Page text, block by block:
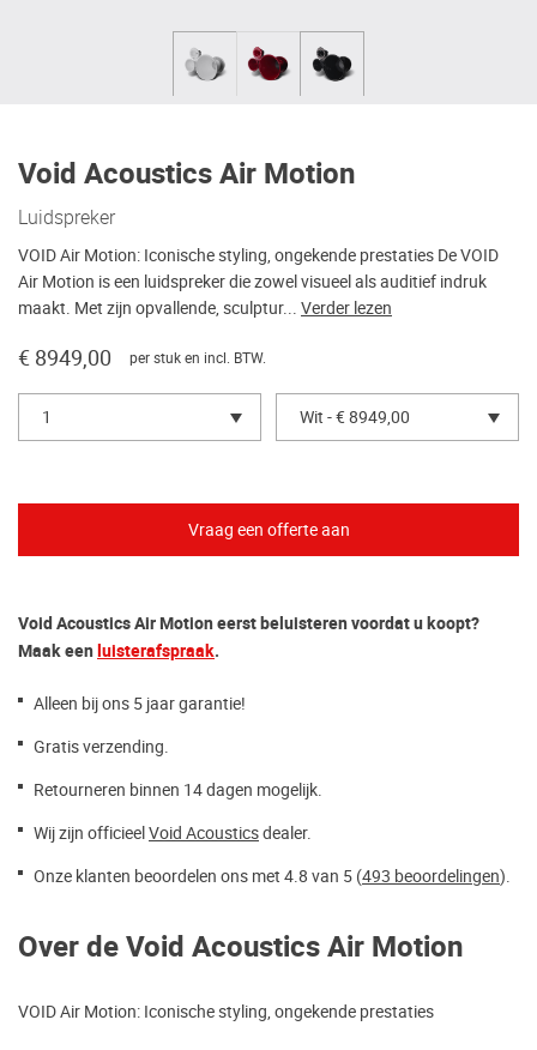
Void Acoustics Air Motion
Luidspreker
VOID Air Motion: Iconische styling, ongekende prestaties De VOID
Air Motion is een luidspreker die zowel visueel als auditief indruk
maakt. Met zijn opvallende, sculptur... Verder lezen
€ 8949,00 per stuk en incl. BTW.
1 Wit - € 8949,00
Void Acoustics Air Motion eerst beluisteren voordat u koopt?
Maak eenluisterafspraak.
Alleen bij ons 5 jaar garantie!
Gratis verzending.
Retourneren binnen 14 dagen mogelijk.
Wij zijn officieelVoid Acousticsdealer.
Onze klanten beoordelen ons met 4.8 van 5 (493 beoordelingen).
Over de Void Acoustics Air Motion
VOID Air Motion: Iconische styling, ongekende prestaties